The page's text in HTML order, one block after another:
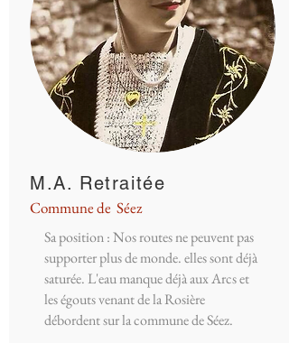
M.A. Retraitée
Commune de Séez
Sa position : Nos routes ne peuvent pas
supporter plus de monde. elles sont déjà
saturée. L'eau manque déjà aux Arcs et
les égouts venant de la Rosière
débordent sur la commune de Séez.